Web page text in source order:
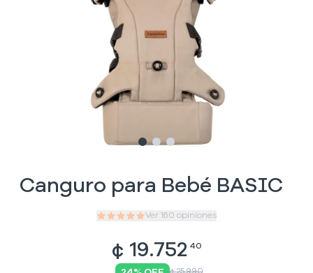
Slide1
SlideSlide
Canguro para Bebé BASIC
Ver 160 opiniones
¢ 19.752 40